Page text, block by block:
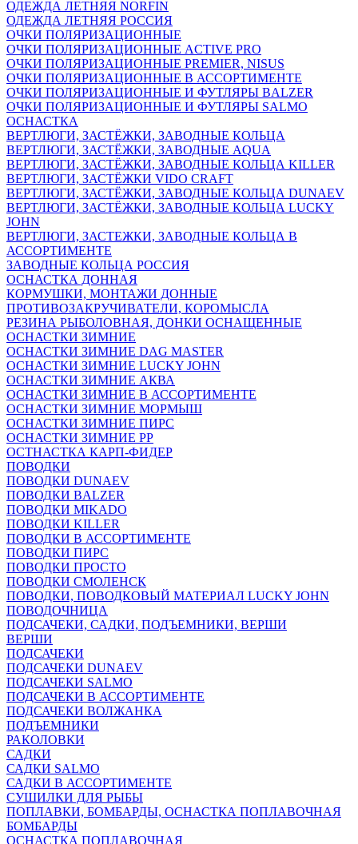
ОДЕЖДА ЛЕТНЯЯ NORFIN
ОДЕЖДА ЛЕТНЯЯ РОССИЯ
ОЧКИ ПОЛЯРИЗАЦИОННЫЕ
ОЧКИ ПОЛЯРИЗАЦИОННЫЕ ACTIVE PRO
ОЧКИ ПОЛЯРИЗАЦИОННЫЕ PREMIER, NISUS
ОЧКИ ПОЛЯРИЗАЦИОННЫЕ В АССОРТИМЕНТЕ
ОЧКИ ПОЛЯРИЗАЦИОННЫЕ И ФУТЛЯРЫ BALZER
ОЧКИ ПОЛЯРИЗАЦИОННЫЕ И ФУТЛЯРЫ SALMO
ОСНАСТКА
ВЕРТЛЮГИ, ЗАСТЁЖКИ, ЗАВОДНЫЕ КОЛЬЦА
ВЕРТЛЮГИ, ЗАСТЁЖКИ, ЗАВОДНЫЕ AQUA
ВЕРТЛЮГИ, ЗАСТЁЖКИ, ЗАВОДНЫЕ КОЛЬЦА KILLER
ВЕРТЛЮГИ, ЗАСТЁЖКИ VIDO CRAFT
ВЕРТЛЮГИ, ЗАСТЁЖКИ, ЗАВОДНЫЕ КОЛЬЦА DUNAEV
ВЕРТЛЮГИ, ЗАСТЁЖКИ, ЗАВОДНЫЕ КОЛЬЦА LUCKY
JOHN
ВЕРТЛЮГИ, ЗАСТЕЖКИ, ЗАВОДНЫЕ КОЛЬЦА В
АССОРТИМЕНТЕ
ЗАВОДНЫЕ КОЛЬЦА РОССИЯ
ОСНАСТКА ДОННАЯ
КОРМУШКИ, МОНТАЖИ ДОННЫЕ
ПРОТИВОЗАКРУЧИВАТЕЛИ, КОРОМЫСЛА
РЕЗИНА РЫБОЛОВНАЯ, ДОНКИ ОСНАЩЕННЫЕ
ОСНАСТКИ ЗИМНИЕ
ОСНАСТКИ ЗИМНИЕ DAG MASTER
ОСНАСТКИ ЗИМНИЕ LUCKY JOHN
ОСНАСТКИ ЗИМНИЕ АКВА
ОСНАСТКИ ЗИМНИЕ В АССОРТИМЕНТЕ
ОСНАСТКИ ЗИМНИЕ МОРМЫШ
ОСНАСТКИ ЗИМНИЕ ПИРС
ОСНАСТКИ ЗИМНИЕ РР
ОСТНАСТКА КАРП-ФИДЕР
ПОВОДКИ
ПОВОДКИ DUNAEV
ПОВОДКИ BALZER
ПОВОДКИ MIKADO
ПОВОДКИ KILLER
ПОВОДКИ В АССОРТИМЕНТЕ
ПОВОДКИ ПИРС
ПОВОДКИ ПРОСТО
ПОВОДКИ СМОЛЕНСК
ПОВОДКИ, ПОВОДКОВЫЙ МАТЕРИАЛ LUCKY JOHN
ПОВОДОЧНИЦА
ПОДСАЧЕКИ, САДКИ, ПОДЪЕМНИКИ, ВЕРШИ
ВЕРШИ
ПОДСАЧЕКИ
ПОДСАЧЕКИ DUNAEV
ПОДСАЧЕКИ SALMO
ПОДСАЧЕКИ В АССОРТИМЕНТЕ
ПОДСАЧЕКИ ВОЛЖАНКА
ПОДЪЕМНИКИ
РАКОЛОВКИ
САДКИ
САДКИ SALMO
САДКИ В АССОРТИМЕНТЕ
СУШИЛКИ ДЛЯ РЫБЫ
ПОПЛАВКИ, БОМБАРДЫ, ОСНАСТКА ПОПЛАВОЧНАЯ
БОМБАРДЫ
ОСНАСТКА ПОПЛАВОЧНАЯ